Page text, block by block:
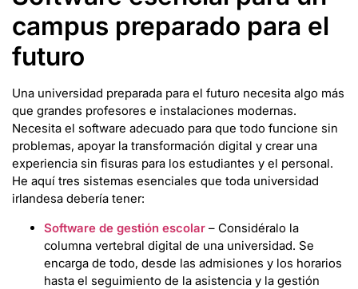
campus preparado para el
futuro
Una universidad preparada para el futuro necesita algo más
que grandes profesores e instalaciones modernas.
Necesita el software adecuado para que todo funcione sin
problemas, apoyar la transformación digital y crear una
experiencia sin fisuras para los estudiantes y el personal.
He aquí tres sistemas esenciales que toda universidad
irlandesa debería tener:
Software de gestión escolar – Considéralo la
columna vertebral digital de una universidad. Se
encarga de todo, desde las admisiones y los horarios
hasta el seguimiento de la asistencia y la gestión